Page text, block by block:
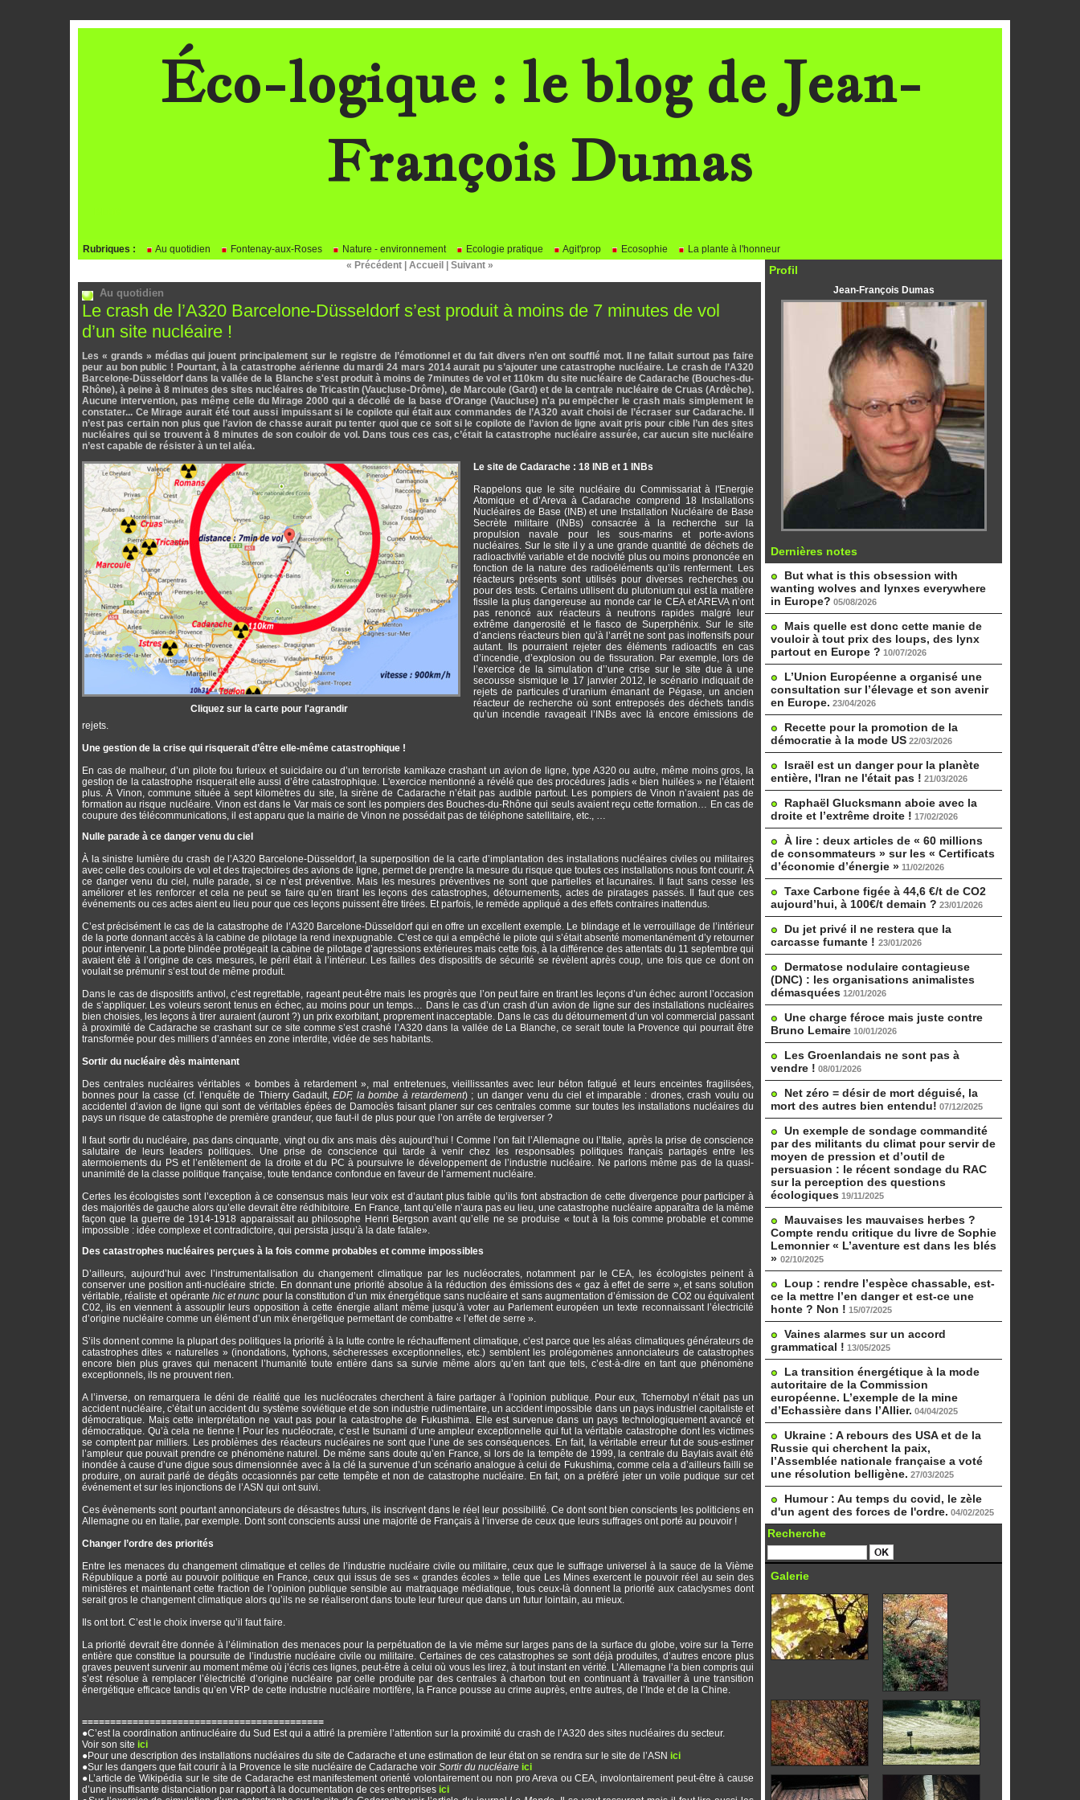
Éco-logique : le blog de Jean-
François Dumas
Rubriques : Au quotidien Fontenay-aux-Roses Nature - environnement Ecologie pratique Agit'prop Ecosophie
La plante à l'honneur
« Précédent
Accueil Suivant »
Au quotidien
Le crash de l’A320 Barcelone-Düsseldorf s’est produit à moins de 7 minutes de vol
d’un site nucléaire !
Les « grands » médias qui jouent principalement sur le registre de l’émotionnel et du fait divers n’en ont soufflé mot. Il ne fallait surtout pas faire
peur au bon public ! Pourtant, à la catastrophe aérienne du mardi 24 mars 2014 aurait pu s’ajouter une catastrophe nucléaire. Le crash de l’A320
Barcelone-Düsseldorf dans la vallée de la Blanche s'est produit à moins de 7minutes de vol et 110km du site nucléaire de Cadarache (Bouches-du-
Rhône), à peine à 8 minutes des sites nucléaires de Tricastin (Vaucluse-Drôme), de Marcoule (Gard) et de la centrale nucléaire de Cruas (Ardèche).
Aucune intervention, pas même celle du Mirage 2000 qui a décollé de la base d'Orange (Vaucluse) n'a pu empêcher le crash mais simplement le
constater... Ce Mirage aurait été tout aussi impuissant si le copilote qui était aux commandes de l’A320 avait choisi de l’écraser sur Cadarache. Il
n’est pas certain non plus que l’avion de chasse aurait pu tenter quoi que ce soit si le copilote de l’avion de ligne avait pris pour cible l’un des sites
nucléaires qui se trouvent à 8 minutes de son couloir de vol. Dans tous ces cas, c’était la catastrophe nucléaire assurée, car aucun site nucléaire
n’est capable de résister à un tel aléa.
Cliquez sur la carte pour l'agrandir
Le site de Cadarache : 18 INB et 1 INBs
Rappelons que le site nucléaire du Commissariat à l'Energie
Atomique et d’Areva à Cadarache comprend 18 Installations
Nucléaires de Base (INB) et une Installation Nucléaire de Base
Secrète militaire (INBs) consacrée à la recherche sur la
propulsion navale pour les sous-marins et porte-avions
nucléaires. Sur le site il y a une grande quantité de déchets de
radioactivité variable et de nocivité plus ou moins prononcée en
fonction de la nature des radioéléments qu’ils renferment. Les
réacteurs présents sont utilisés pour diverses recherches ou
pour des tests. Certains utilisent du plutonium qui est la matière
fissile la plus dangereuse au monde car le CEA et AREVA n’ont
pas renoncé aux réacteurs à neutrons rapides malgré leur
extrême dangerosité et le fiasco de Superphénix. Sur le site
d’anciens réacteurs bien qu’à l’arrêt ne sont pas inoffensifs pour
autant. Ils pourraient rejeter des éléments radioactifs en cas
d’incendie, d’explosion ou de fissuration. Par exemple, lors de
l’exercice de la simulation d’’une crise sur le site due à une
secousse sismique le 17 janvier 2012, le scénario indiquait de
rejets de particules d’uranium émanant de Pégase, un ancien
réacteur de recherche où sont entreposés des déchets tandis
qu’un incendie ravageait l’INBs avec là encore émissions de
rejets.
Une gestion de la crise qui risquerait d’être elle-même catastrophique !
En cas de malheur, d’un pilote fou furieux et suicidaire ou d’un terroriste kamikaze crashant un avion de ligne, type A320 ou autre, même moins gros, la
gestion de la catastrophe risquerait elle aussi d’être catastrophique. L'exercice mentionné a révélé que des procédures jadis « bien huilées » ne l’étaient
plus. À Vinon, commune située à sept kilomètres du site, la sirène de Cadarache n’était pas audible partout. Les pompiers de Vinon n’avaient pas de
formation au risque nucléaire. Vinon est dans le Var mais ce sont les pompiers des Bouches-du-Rhône qui seuls avaient reçu cette formation… En cas de
coupure des télécommunications, il est apparu que la mairie de Vinon ne possédait pas de téléphone satellitaire, etc., …
Nulle parade à ce danger venu du ciel
À la sinistre lumière du crash de l’A320 Barcelone-Düsseldorf, la superposition de la carte d’implantation des installations nucléaires civiles ou militaires
avec celle des couloirs de vol et des trajectoires des avions de ligne, permet de prendre la mesure du risque que toutes ces installations nous font courir. À
ce danger venu du ciel, nulle parade, si ce n’est préventive. Mais les mesures préventives ne sont que partielles et lacunaires. Il faut sans cesse les
améliorer et les renforcer et cela ne peut se faire qu’en tirant les leçons des catastrophes, détournements, actes de piratages passés. Il faut que ces
événements ou ces actes aient eu lieu pour que ces leçons puissent être tirées. Et parfois, le remède appliqué a des effets contraires inattendus.
C’est précisément le cas de la catastrophe de l’A320 Barcelone-Düsseldorf qui en offre un excellent exemple. Le blindage et le verrouillage de l’intérieur
de la porte donnant accès à la cabine de pilotage la rend inexpugnable. C’est ce qui a empêché le pilote qui s’était absenté momentanément d’y retourner
pour intervenir. La porte blindée protégeait la cabine de pilotage d’agressions extérieures mais cette fois, à la différence des attentats du 11 septembre qui
avaient été à l’origine de ces mesures, le péril était à l’intérieur. Les failles des dispositifs de sécurité se révèlent après coup, une fois que ce dont on
voulait se prémunir s’est tout de même produit.
Dans le cas de dispositifs antivol, c’est regrettable, rageant peut-être mais les progrès que l’on peut faire en tirant les leçons d’un échec auront l’occasion
de s’appliquer. Les voleurs seront tenus en échec, au moins pour un temps… Dans le cas d’un crash d’un avion de ligne sur des installations nucléaires
bien choisies, les leçons à tirer auraient (auront ?) un prix exorbitant, proprement inacceptable. Dans le cas du détournement d’un vol commercial passant
à proximité de Cadarache se crashant sur ce site comme s’est crashé l’A320 dans la vallée de La Blanche, ce serait toute la Provence qui pourrait être
transformée pour des milliers d’années en zone interdite, vidée de ses habitants.
Sortir du nucléaire dès maintenant
Des centrales nucléaires véritables « bombes à retardement », mal entretenues, vieillissantes avec leur béton fatigué et leurs enceintes fragilisées,
bonnes pour la casse (cf. l’enquête de Thierry Gadault,EDF, la bombe à retardement) ; un danger venu du ciel et imparable : drones, crash voulu ou
accidentel d’avion de ligne qui sont de véritables épées de Damoclès faisant planer sur ces centrales comme sur toutes les installations nucléaires du
pays un risque de catastrophe de première grandeur, que faut-il de plus pour que l’on arrête de tergiverser ?
Il faut sortir du nucléaire, pas dans cinquante, vingt ou dix ans mais dès aujourd’hui ! Comme l’on fait l’Allemagne ou l’Italie, après la prise de conscience
salutaire de leurs leaders politiques. Une prise de conscience qui tarde à venir chez les responsables politiques français partagés entre les
atermoiements du PS et l’entêtement de la droite et du PC à poursuivre le développement de l’industrie nucléaire. Ne parlons même pas de la quasi-
unanimité de la classe politique française, toute tendance confondue en faveur de l’armement nucléaire.
Certes les écologistes sont l’exception à ce consensus mais leur voix est d’autant plus faible qu’ils font abstraction de cette divergence pour participer à
des majorités de gauche alors qu’elle devrait être rédhibitoire. En France, tant qu’elle n’aura pas eu lieu, une catastrophe nucléaire apparaîtra de la même
façon que la guerre de 1914-1918 apparaissait au philosophe Henri Bergson avant qu’elle ne se produise « tout à la fois comme probable et comme
impossible : idée complexe et contradictoire, qui persista jusqu’à la date fatale».
Des catastrophes nucléaires perçues à la fois comme probables et comme impossibles
D’ailleurs, aujourd’hui avec l’instrumentalisation du changement climatique par les nucléocrates, notamment par le CEA, les écologistes peinent à
conserver une position anti-nucléaire stricte. En donnant une priorité absolue à la réduction des émissions des « gaz à effet de serre », et sans solution
véritable, réaliste et opérante hic et nunc pour la constitution d’un mix énergétique sans nucléaire et sans augmentation d’émission de CO2 ou équivalent
C02, ils en viennent à assouplir leurs opposition à cette énergie allant même jusqu’à voter au Parlement européen un texte reconnaissant l’électricité
d’origine nucléaire comme un élément d’un mix énergétique permettant de combattre « l’effet de serre ».
S’ils donnent comme la plupart des politiques la priorité à la lutte contre le réchauffement climatique, c’est parce que les aléas climatiques générateurs de
catastrophes dites « naturelles » (inondations, typhons, sécheresses exceptionnelles, etc.) semblent les prolégomènes annonciateurs de catastrophes
encore bien plus graves qui menacent l’humanité toute entière dans sa survie même alors qu’en tant que tels, c’est-à-dire en tant que phénomène
exceptionnels, ils ne prouvent rien.
A l’inverse, on remarquera le déni de réalité que les nucléocrates cherchent à faire partager à l’opinion publique. Pour eux, Tchernobyl n’était pas un
accident nucléaire, c’était un accident du système soviétique et de son industrie rudimentaire, un accident impossible dans un pays industriel capitaliste et
démocratique. Mais cette interprétation ne vaut pas pour la catastrophe de Fukushima. Elle est survenue dans un pays technologiquement avancé et
démocratique. Qu’à cela ne tienne ! Pour les nucléocrate, c’est le tsunami d’une ampleur exceptionnelle qui fut la véritable catastrophe dont les victimes
se comptent par milliers. Les problèmes des réacteurs nucléaires ne sont que l’une de ses conséquences. En fait, la véritable erreur fut de sous-estimer
l’ampleur que pouvait prendre ce phénomène naturel. De même sans doute qu’en France, si lors de la tempête de 1999, la centrale du Baylais avait été
inondée à cause d’une digue sous dimensionnée avec à la clé la survenue d’un scénario analogue à celui de Fukushima, comme cela a d’ailleurs failli se
produire, on aurait parlé de dégâts occasionnés par cette tempête et non de catastrophe nucléaire. En fait, on a préféré jeter un voile pudique sur cet
événement et sur les injonctions de l’ASN qui ont suivi.
Ces évènements sont pourtant annonciateurs de désastres futurs, ils inscrivent dans le réel leur possibilité. Ce dont sont bien conscients les politiciens en
Allemagne ou en Italie, par exemple. Dont sont conscients aussi une majorité de Français à l’inverse de ceux que leurs suffrages ont porté au pouvoir !
Changer l’ordre des priorités
Entre les menaces du changement climatique et celles de l’industrie nucléaire civile ou militaire, ceux que le suffrage universel à la sauce de la Vième
République a porté au pouvoir politique en France, ceux qui issus de ses « grandes écoles » telle que Les Mines exercent le pouvoir réel au sein des
ministères et maintenant cette fraction de l’opinion publique sensible au matraquage médiatique, tous ceux-là donnent la priorité aux cataclysmes dont
serait gros le changement climatique alors qu’ils ne se réaliseront dans toute leur fureur que dans un futur lointain, au mieux.
Ils ont tort. C’est le choix inverse qu’il faut faire.
La priorité devrait être donnée à l’élimination des menaces pour la perpétuation de la vie même sur larges pans de la surface du globe, voire sur la Terre
entière que constitue la poursuite de l’industrie nucléaire civile ou militaire. Certaines de ces catastrophes se sont déjà produites, d’autres encore plus
graves peuvent survenir au moment même où j’écris ces lignes, peut-être à celui où vous les lirez, à tout instant en vérité. L’Allemagne l’a bien compris qui
s’est résolue à remplacer l’électricité d’origine nucléaire par celle produite par des centrales à charbon tout en continuant à travailler à une transition
énergétique efficace tandis qu’en VRP de cette industrie nucléaire mortifère, la France pousse au crime auprès, entre autres, de l’Inde et de la Chine.
===========================================
●C’est la coordination antinucléaire du Sud Est qui a attiré la première l’attention sur la proximité du crash de l’A320 des sites nucléaires du secteur.
Voir son site ici
●Pour une description des installations nucléaires du site de Cadarache et une estimation de leur état on se rendra sur le site de l’ASN ici
●Sur les dangers que fait courir à la Provence le site nucléaire de Cadarache voir Sortir du nucléaire ici
●L’article de Wikipédia sur le site de Cadarache est manifestement orienté volontairement ou non pro Areva ou CEA, involontairement peut-être à cause
d’une insuffisante distanciation par rapport à la documentation de ces entreprises ici
Profil
Jean-François Dumas
Dernières notes
But what is this obsession with
wanting wolves and lynxes everywhere
in Europe? 05/08/2026
Mais quelle est donc cette manie de
vouloir à tout prix des loups, des lynx
partout en Europe ? 10/07/2026
L’Union Européenne a organisé une
consultation sur l’élevage et son avenir
en Europe. 23/04/2026
Recette pour la promotion de la
démocratie à la mode US 22/03/2026
Israël est un danger pour la planète
entière, l'Iran ne l'était pas ! 21/03/2026
Raphaël Glucksmann aboie avec la
droite et l’extrême droite ! 17/02/2026
À lire : deux articles de « 60 millions
de consommateurs » sur les « Certificats
d’économie d’énergie » 11/02/2026
Taxe Carbone figée à 44,6 €/t de CO2
aujourd’hui, à 100€/t demain ? 23/01/2026
Du jet privé il ne restera que la
carcasse fumante ! 23/01/2026
Dermatose nodulaire contagieuse
(DNC) : les organisations animalistes
démasquées 12/01/2026
Une charge féroce mais juste contre
Bruno Lemaire 10/01/2026
Les Groenlandais ne sont pas à
vendre ! 08/01/2026
Net zéro = désir de mort déguisé, la
mort des autres bien entendu! 07/12/2025
Un exemple de sondage commandité
par des militants du climat pour servir de
moyen de pression et d’outil de
persuasion : le récent sondage du RAC
sur la perception des questions
écologiques 19/11/2025
Mauvaises les mauvaises herbes ?
Compte rendu critique du livre de Sophie
Lemonnier « L’aventure est dans les blés
» 02/10/2025
Loup : rendre l’espèce chassable, est-
ce la mettre l’en danger et est-ce une
honte ? Non ! 15/07/2025
Vaines alarmes sur un accord
grammatical ! 13/05/2025
La transition énergétique à la mode
autoritaire de la Commission
européenne. L’exemple de la mine
d’Echassière dans l’Allier. 04/04/2025
Ukraine : A rebours des USA et de la
Russie qui cherchent la paix,
l’Assemblée nationale française a voté
une résolution belligène. 27/03/2025
Humour : Au temps du covid, le zèle
d'un agent des forces de l'ordre. 04/02/2025
Recherche
Galerie